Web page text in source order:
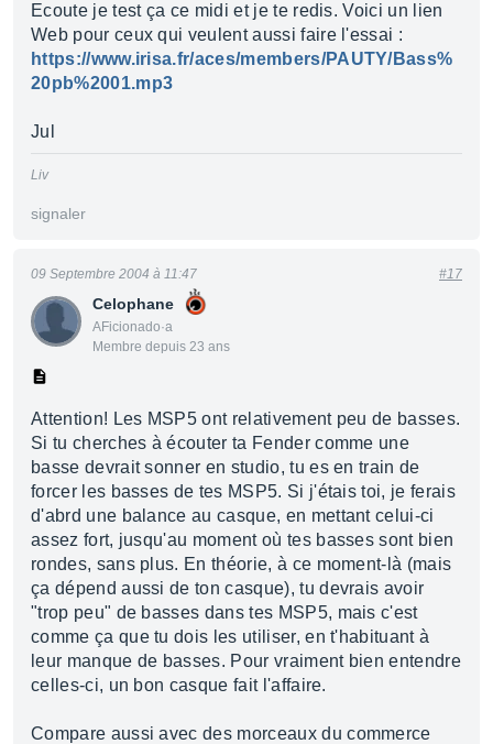
Ecoute je test ça ce midi et je te redis. Voici un lien
Web pour ceux qui veulent aussi faire l'essai :
https://www.irisa.fr/aces/members/PAUTY/Bass%
20pb%2001.mp3
Jul
Liv
signaler
Celophane
AFicionado·a
Membre depuis 23 ans
09 Septembre 2004 à 11:47 #17
Attention! Les MSP5 ont relativement peu de basses.
Si tu cherches à écouter ta Fender comme une
basse devrait sonner en studio, tu es en train de
forcer les basses de tes MSP5. Si j'étais toi, je ferais
d'abrd une balance au casque, en mettant celui-ci
assez fort, jusqu'au moment où tes basses sont bien
rondes, sans plus. En théorie, à ce moment-là (mais
ça dépend aussi de ton casque), tu devrais avoir
"trop peu" de basses dans tes MSP5, mais c'est
comme ça que tu dois les utiliser, en t'habituant à
leur manque de basses. Pour vraiment bien entendre
celles-ci, un bon casque fait l'affaire.
Compare aussi avec des morceaux du commerce